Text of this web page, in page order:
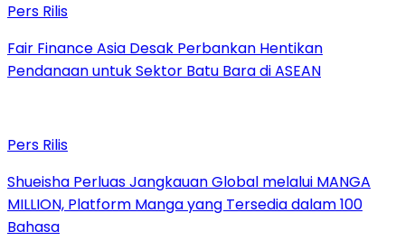
Pers Rilis
Fair Finance Asia Desak Perbankan Hentikan
Pendanaan untuk Sektor Batu Bara di ASEAN
Pers Rilis
Shueisha Perluas Jangkauan Global melalui MANGA
MILLION, Platform Manga yang Tersedia dalam 100
Bahasa